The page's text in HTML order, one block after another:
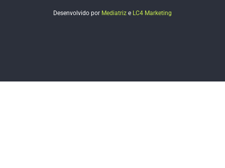
Desenvolvido por Mediatriz e LC4 Marketing